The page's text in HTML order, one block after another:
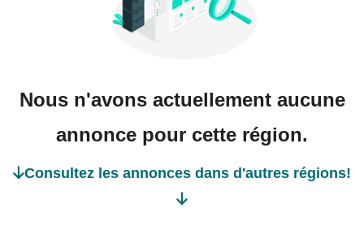
Nous n'avons actuellement aucune
annonce pour cette région.
Consultez les annonces dans d'autres régions!